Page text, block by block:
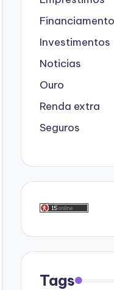
Financiamento
Investimentos
Noticias
Ouro
Renda extra
Seguros
Tags